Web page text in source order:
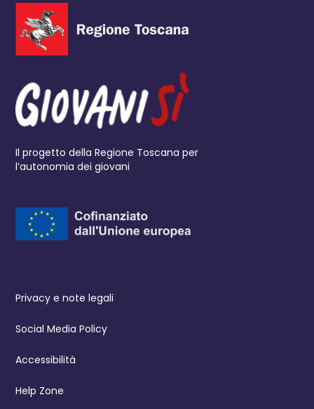
Il progetto della Regione Toscana per
l’autonomia dei giovani
Privacy e note legali
Social Media Policy
Accessibilità
Help Zone